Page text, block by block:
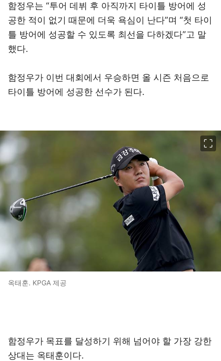
함정우는 “투어 데뷔 후 아직까지 타이틀 방어에 성
공한 적이 없기 때문에 더욱 욕심이 난다”며 “첫 타이
틀 방어에 성공할 수 있도록 최선을 다하겠다”고 말
했다.
함정우가 이번 대회에서 우승하면 올 시즌 처음으로
타이틀 방어에 성공한 선수가 된다.
옥태훈. KPGA 제공
함정우가 목표를 달성하기 위해 넘어야 할 가장 강한
상대는 옥태훈이다.